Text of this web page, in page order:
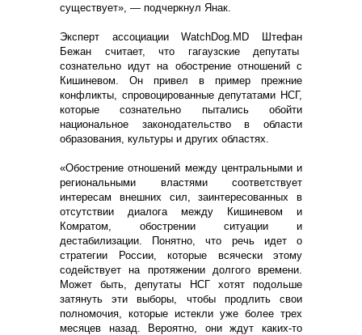
существует», — подчеркнул Янак.
Эксперт ассоциации WatchDog.MD Штефан
Бежан считает, что гагаузские депутаты
сознательно идут на обострение отношений с
Кишиневом. Он привел в пример прежние
конфликты, спровоцированные депутатами НСГ,
которые сознательно пытались обойти
национальное законодательство в области
образования, культуры и других областях.
«Обострение отношений между центральными и
региональными властями соответствует
интересам внешних сил, заинтересованных в
отсутствии диалога между Кишиневом и
Комратом, обострении ситуации и
дестабилизации. Понятно, что речь идет о
стратегии России, которые всячески этому
содействует на протяжении долгого времени.
Может быть, депутаты НСГ хотят подольше
затянуть эти выборы, чтобы продлить свои
полномочия, которые истекли уже более трех
месяцев назад. Вероятно, они ждут каких-то